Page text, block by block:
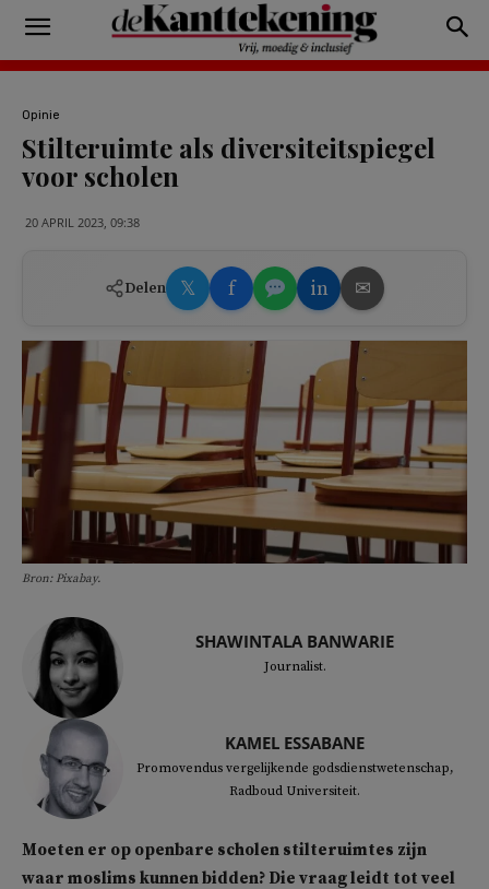
Opinie
Stilteruimte als diversiteitspiegel
voor scholen
20 APRIL 2023, 09:38
Delen 𝕏 f in ✉
Bron: Pixabay.
SHAWINTALA BANWARIE
Journalist.
KAMEL ESSABANE
Promovendus vergelijkende godsdienstwetenschap,
Radboud Universiteit.
Moeten er op openbare scholen stilteruimtes zijn
waar moslims kunnen bidden? Die vraag leidt tot veel